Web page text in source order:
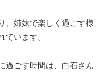
、姉妹で楽しく過ごす様
ています。
過ごす時間は、白石さん